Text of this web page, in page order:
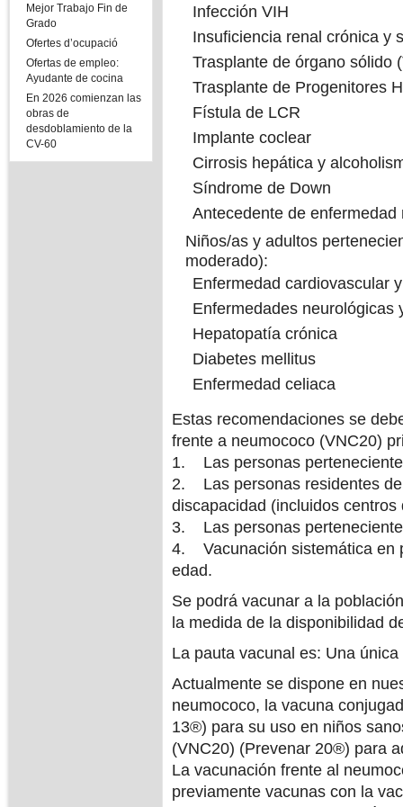
Mejor Trabajo Fin de
Grado
Ofertes d’ocupació
Ofertas de empleo:
Ayudante de cocina
En 2026 comienzan las
obras de
desdoblamiento de la
CV-60
Infección VIH
Insuficiencia renal crónica y
Trasplante de órgano sólido
Trasplante de Progenitores
Fístula de LCR
Implante coclear
Cirrosis hepática y
Síndrome de Down
Antecedente de
Niños/as y adultos
moderado):
Enfermedad cardiovascular
Enfermedades neurológicas
Hepatopatía crónica
Diabetes mellitus
Enfermedad celiaca
Estas recomendaciones se
frente a neumococo (VNC20)
1. Las personas
2. Las personas residentes
discapacidad (incluidos
3. Las personas
4. Vacunación sistemática en
edad.
Se podrá vacunar a la
la medida de la disponibilidad
La pauta vacunal es: Una
Actualmente se dispone en
neumococo, la vacuna
13®) para su uso en niños
(VNC20) (Prevenar 20®) para
La vacunación frente al
previamente vacunas con la